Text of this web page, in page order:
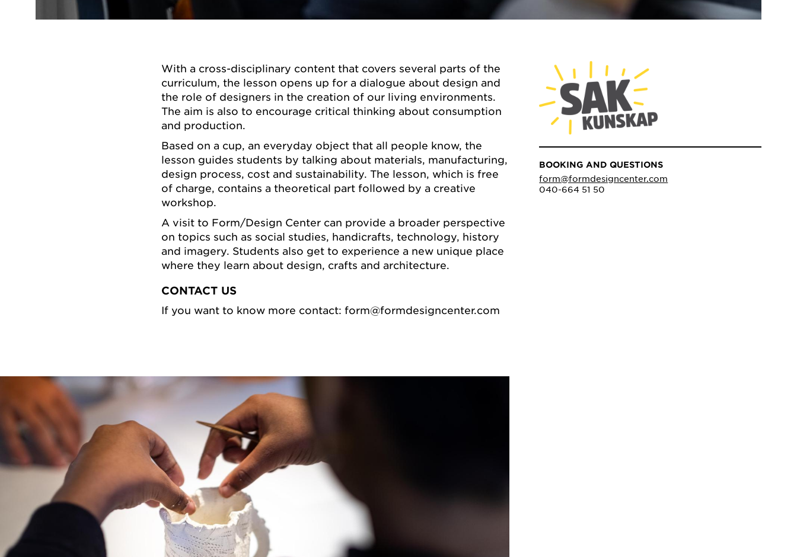
With a cross-disciplinary content that covers several parts of the
curriculum, the lesson opens up for a dialogue about design and
the role of designers in the creation of our living environments.
The aim is also to encourage critical thinking about consumption
and production.
Based on a cup, an everyday object that all people know, the
lesson guides students by talking about materials, manufacturing,
design process, cost and sustainability. The lesson, which is free
of charge, contains a theoretical part followed by a creative
workshop.
A visit to Form/Design Center can provide a broader perspective
on topics such as social studies, handicrafts, technology, history
and imagery. Students also get to experience a new unique place
where they learn about design, crafts and architecture.
CONTACT US
If you want to know more contact: form@formdesigncenter.com
BOOKING AND QUESTIONS
form@formdesigncenter.com
040-664 51 50